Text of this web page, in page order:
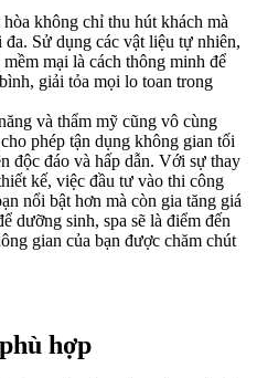
không chỉ thu hút khách mà
Sử dụng các vật liệu tự nhiên,
mại là cách thông minh để
giải tỏa mọi lo toan trong
và thẩm mỹ cũng vô cùng
phép tận dụng không gian tối
độc đáo và hấp dẫn. Với sự thay
kế, việc đầu tư vào thi công
nổi bật hơn mà còn gia tăng giá
dưỡng sinh, spa sẽ là điểm đến
gian của bạn được chăm chút
hợp